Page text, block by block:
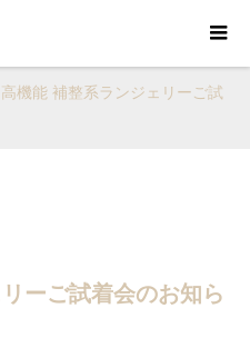
高機能 補整系ランジェリーご試
ーご試着会のお知ら